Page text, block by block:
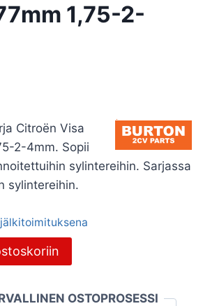
1,75-2-
Citroën Visa
2-4mm. Sopii
sylintereihin. Sarjassa
sylintereihin.
OSTOPROSESSI